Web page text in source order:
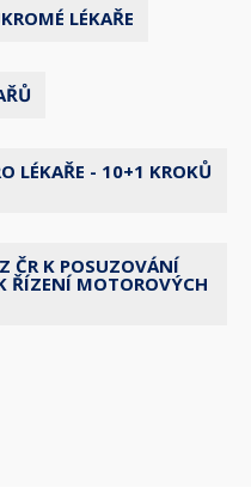
LÉKAŘE
LÉKAŘE - 10+1 KROKŮ
ČR K POSUZOVÁNÍ
ŘÍZENÍ MOTOROVÝCH